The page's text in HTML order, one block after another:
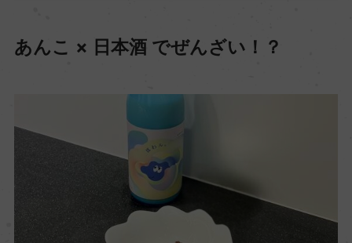
あんこ × 日本酒 でぜんざい！？